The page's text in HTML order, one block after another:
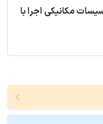
مکانیکی اجرا با